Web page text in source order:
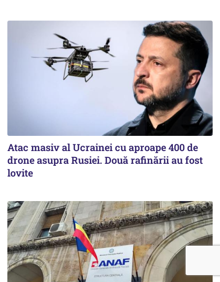
Atac masiv al Ucrainei cu aproape 400 de
drone asupra Rusiei. Două rafinării au fost
lovite